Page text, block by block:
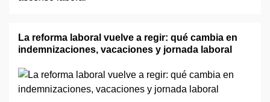
La reforma laboral vuelve a regir: qué cambia en
indemnizaciones, vacaciones y jornada laboral